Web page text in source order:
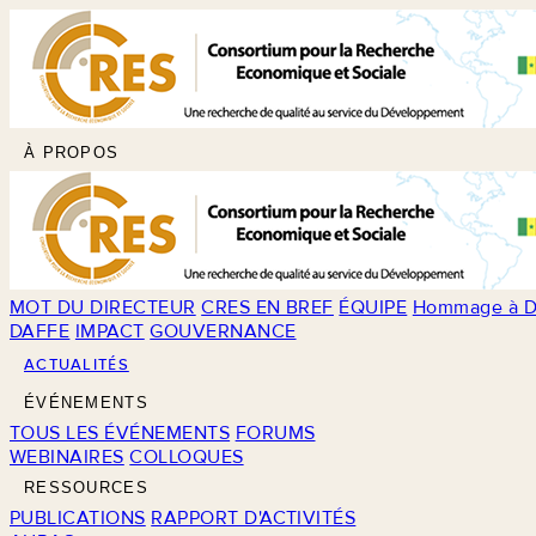
À PROPOS
MOT DU DIRECTEUR CRES EN BREF ÉQUIPE Hommage à
DAFFE IMPACT GOUVERNANCE
ACTUALITÉS
ÉVÉNEMENTS
TOUS LES ÉVÉNEMENTS FORUMS
WEBINAIRES COLLOQUES
RESSOURCES
PUBLICATIONS RAPPORT D'ACTIVITÉS